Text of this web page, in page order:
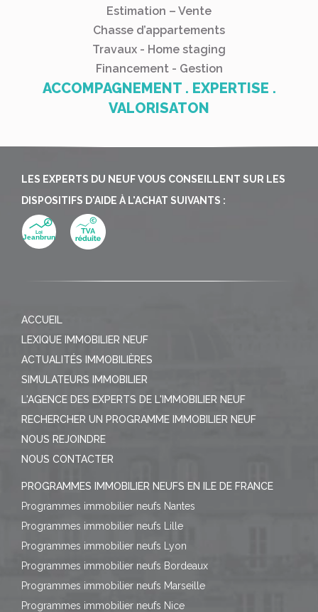
Estimation – Vente
Chasse d’appartements
Travaux - Home staging
Financement - Gestion
ACCOMPAGNEMENT . EXPERTISE .
VALORISATON
LES EXPERTS DU NEUF VOUS CONSEILLENT SUR LES
DISPOSITIFS D'AIDE À L'ACHAT SUIVANTS :
ACCUEIL
LEXIQUE IMMOBILIER NEUF
ACTUALITÉS IMMOBILIÈRES
SIMULATEURS IMMOBILIER
L'AGENCE DES EXPERTS DE L'IMMOBILIER NEUF
RECHERCHER UN PROGRAMME IMMOBILIER NEUF
NOUS REJOINDRE
NOUS CONTACTER
PROGRAMMES IMMOBILIER NEUFS EN ILE DE FRANCE
Programmes immobilier neufs Nantes
Programmes immobilier neufs Lille
Programmes immobilier neufs Lyon
Programmes immobilier neufs Bordeaux
Programmes immobilier neufs Marseille
Programmes immobilier neufs Nice